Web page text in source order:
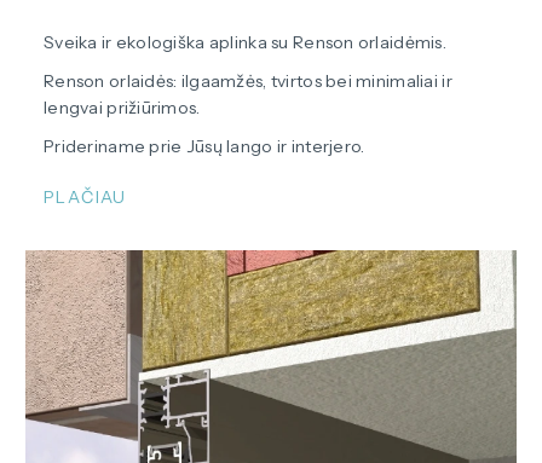
Sveika ir ekologiška aplinka su Renson orlaidėmis.
Renson orlaidės: ilgaamžės, tvirtos bei minimaliai ir
lengvai prižiūrimos.
Prideriname prie Jūsų lango ir interjero.
PLAČIAU